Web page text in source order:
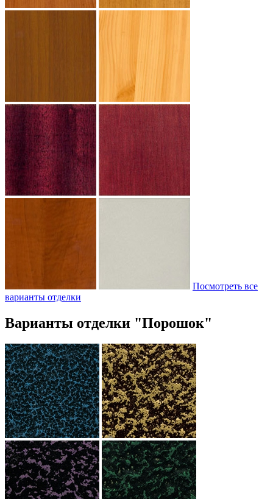
Посмотреть все
варианты отделки
Варианты отделки "Порошок"